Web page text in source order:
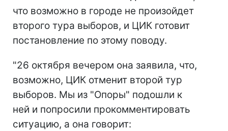
что возможно в городе не произойдет
второго тура выборов, и ЦИК готовит
постановление по этому поводу.
"26 октября вечером она заявила, что,
возможно, ЦИК отменит второй тур
выборов. Мы из "Опоры" подошли к
ней и попросили прокомментировать
ситуацию, а она говорит: